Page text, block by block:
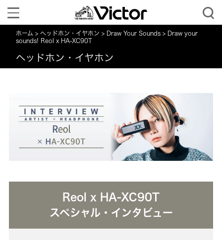
Toggle
navigation
ホーム ヘッドホン・イヤホン Draw Your Sounds
Draw your
sounds! Reol x HA-XC90T
ヘッドホン・イヤホン
Reol x HA-XC90T
スペシャル・インタビュー